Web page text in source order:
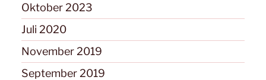
Oktober 2023
Juli 2020
November 2019
September 2019